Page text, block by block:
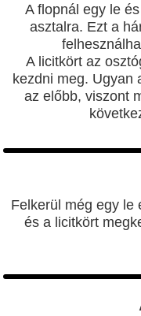
A flopnál egy le
asztalra. Ezt a
A licitkört az
kezdni meg. Ugyan
az előbb, viszont
Felkerül még egy le
és a licitkört